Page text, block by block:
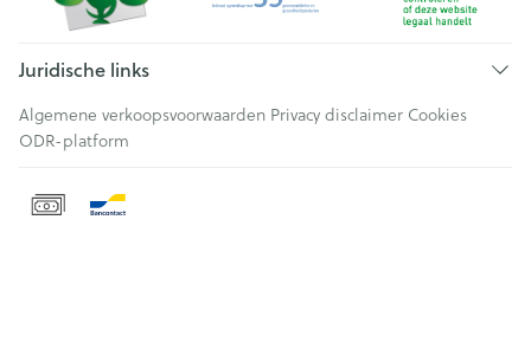
Juridische links
Algemene verkoopsvoorwaarden Privacy disclaimer Cookies
ODR-platform